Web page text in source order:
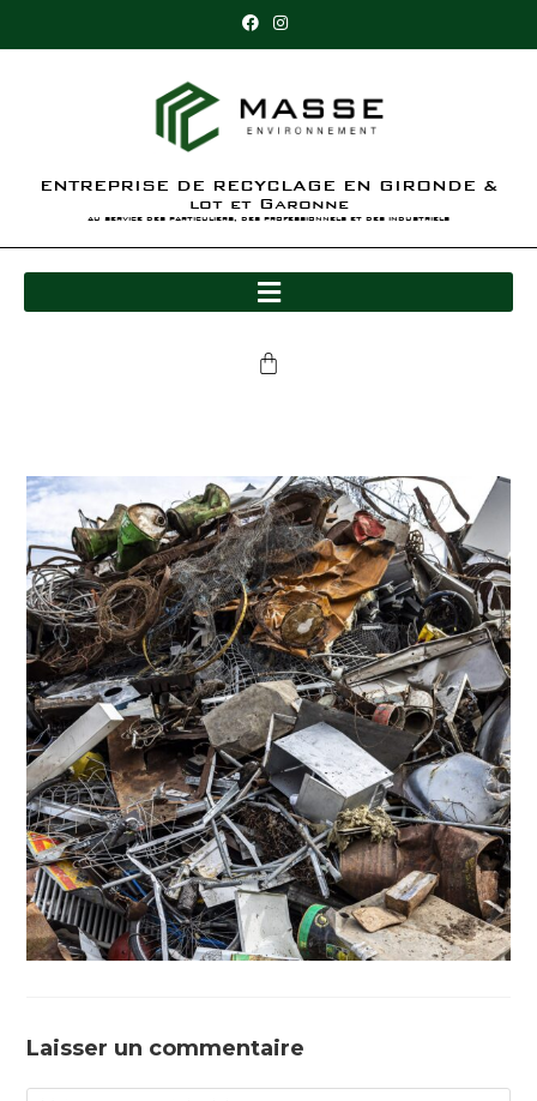
ENTREPRISE DE RECYCLAGE EN GIRONDE &
lot et Garonne
au service des particuliers, des professionnels et des industriels
Laisser un commentaire